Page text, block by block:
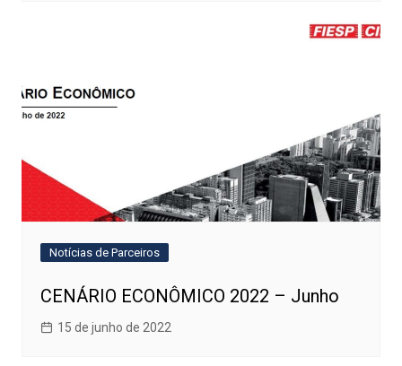
Notícias de Parceiros
CENÁRIO ECONÔMICO 2022 – Junho
15 de junho de 2022